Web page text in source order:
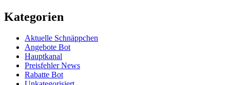
Kategorien
Aktuelle Schnäppchen
Angebote Bot
Hauptkanal
Preisfehler News
Rabatte Bot